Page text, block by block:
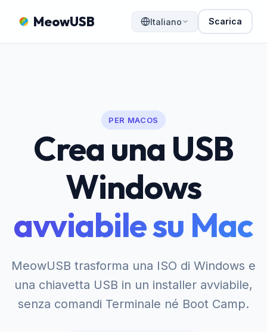
MeowUSB Italiano Scarica
PER MACOS
Crea una USB
Windows
avviabile su Mac
MeowUSB trasforma una ISO di Windows e
una chiavetta USB in un installer avviabile,
senza comandi Terminale né Boot Camp.